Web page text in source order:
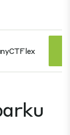
CTFlex